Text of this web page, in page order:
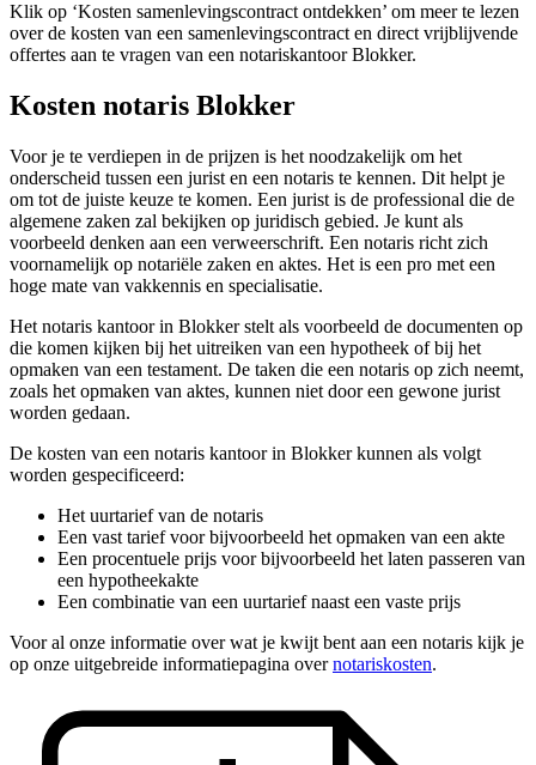
Klik op ‘Kosten samenlevingscontract ontdekken’ om meer te lezen
over de kosten van een samenlevingscontract en direct vrijblijvende
offertes aan te vragen van een notariskantoor Blokker.
Kosten notaris Blokker
Voor je te verdiepen in de prijzen is het noodzakelijk om het
onderscheid tussen een jurist en een notaris te kennen. Dit helpt je
om tot de juiste keuze te komen. Een jurist is de professional die de
algemene zaken zal bekijken op juridisch gebied. Je kunt als
voorbeeld denken aan een verweerschrift. Een notaris richt zich
voornamelijk op notariële zaken en aktes. Het is een pro met een
hoge mate van vakkennis en specialisatie.
Het notaris kantoor in Blokker stelt als voorbeeld de documenten op
die komen kijken bij het uitreiken van een hypotheek of bij het
opmaken van een testament. De taken die een notaris op zich neemt,
zoals het opmaken van aktes, kunnen niet door een gewone jurist
worden gedaan.
De kosten van een notaris kantoor in Blokker kunnen als volgt
worden gespecificeerd:
Het uurtarief van de notaris
Een vast tarief voor bijvoorbeeld het opmaken van een akte
Een procentuele prijs voor bijvoorbeeld het laten passeren van
een hypotheekakte
Een combinatie van een uurtarief naast een vaste prijs
Voor al onze informatie over wat je kwijt bent aan een notaris kijk je
op onze uitgebreide informatiepagina overnotariskosten.